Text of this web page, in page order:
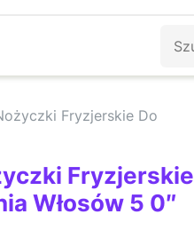
Fryzjerskie Do
Fryzjerskie
Włosów 5 0″